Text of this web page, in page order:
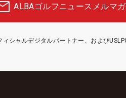
ALBAゴルフニュース メルマ
シャルデジタルパートナー、および